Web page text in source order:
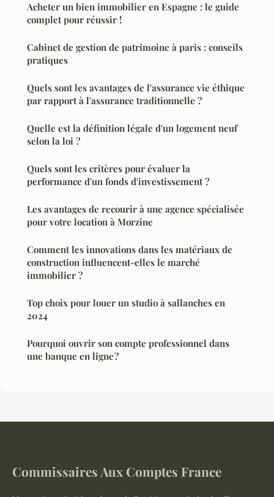
Acheter un bien immobilier en Espagne : le guide
complet pour réussir !
Cabinet de gestion de patrimoine à paris : conseils
pratiques
Quels sont les avantages de l'assurance vie éthique
par rapport à l'assurance traditionnelle ?
Quelle est la définition légale d'un logement neuf
selon la loi ?
Quels sont les critères pour évaluer la
performance d'un fonds d'investissement ?
Les avantages de recourir à une agence spécialisée
pour votre location à Morzine
Comment les innovations dans les matériaux de
construction influencent-elles le marché
immobilier ?
Top choix pour louer un studio à sallanches en
2024
Pourquoi ouvrir son compte professionnel dans
une banque en ligne ?
Commissaires Aux Comptes France